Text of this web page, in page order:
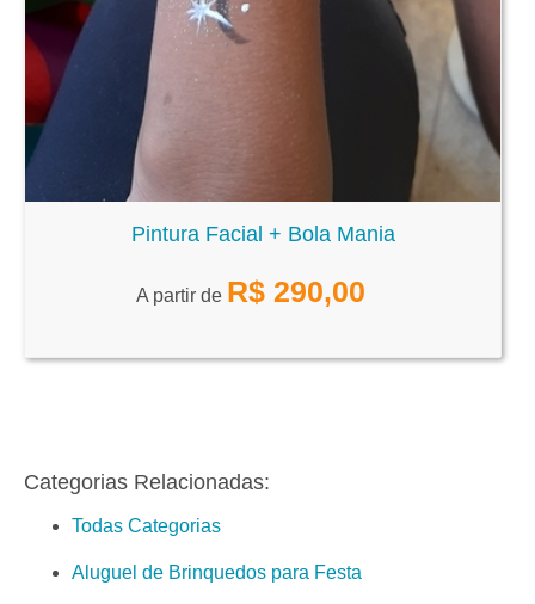
Pintura Facial + Bola Mania
A partir de R$ 290,00
Categorias Relacionadas:
Todas Categorias
Aluguel de Brinquedos para Festa